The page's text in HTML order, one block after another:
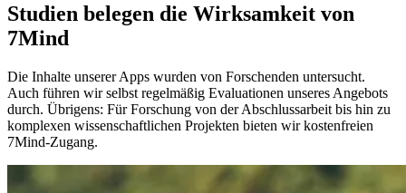
Studien belegen die Wirksamkeit von
7Mind
Die Inhalte unserer Apps wurden von Forschenden untersucht.
Auch führen wir selbst regelmäßig Evaluationen unseres Angebots
durch. Übrigens: Für Forschung von der Abschlussarbeit bis hin zu
komplexen wissenschaftlichen Projekten bieten wir kostenfreien
7Mind-Zugang.